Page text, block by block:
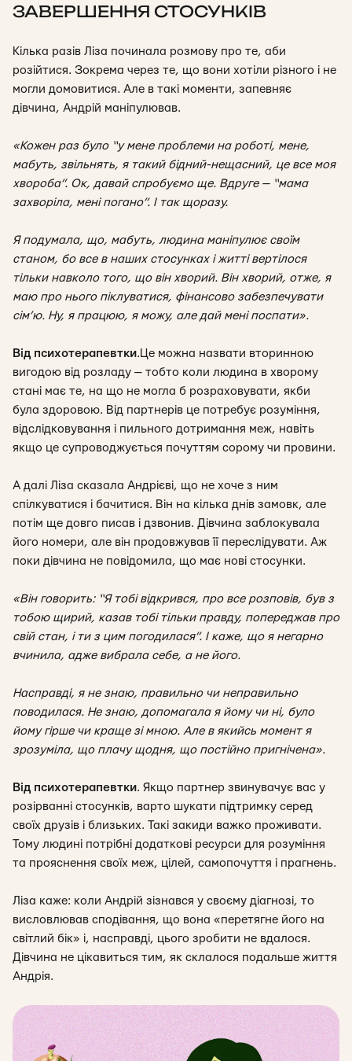
ЗАВЕРШЕННЯ СТОСУНКІВ
Кілька разів Ліза починала розмову про те, аби
розійтися. Зокрема через те, що вони хотіли різного і не
могли домовитися. Але в такі моменти, запевняє
дівчина, Андрій маніпулював.
«Кожен раз було “у мене проблеми на роботі, мене,
мабуть, звільнять, я такий бідний-нещасний, це все моя
хвороба”. Ок, давай спробуємо ще. Вдруге — “мама
захворіла, мені погано”. І так щоразу.
Я подумала, що, мабуть, людина маніпулює своїм
станом, бо все в наших стосунках і житті вертілося
тільки навколо того, що він хворий. Він хворий, отже, я
маю про нього піклуватися, фінансово забезпечувати
сім’ю. Ну, я працюю, я можу, але дай мені поспати».
Від психотерапевтки. Це можна назвати вторинною
вигодою від розладу — тобто коли людина в хворому
стані має те, на що не могла б розраховувати, якби
була здоровою. Від партнерів це потребує розуміння,
відслідковування і пильного дотримання меж, навіть
якщо це супроводжується почуттям сорому чи провини.
А далі Ліза сказала Андрієві, що не хоче з ним
спілкуватися і бачитися. Він на кілька днів замовк, але
потім ще довго писав і дзвонив. Дівчина заблокувала
його номери, але він продовжував її переслідувати. Аж
поки дівчина не повідомила, що має нові стосунки.
«Він говорить: “Я тобі відкрився, про все розповів, був з
тобою щирий, казав тобі тільки правду, попереджав про
свій стан, і ти з цим погодилася”. І каже, що я негарно
вчинила, адже вибрала себе, а не його.
Насправді, я не знаю, правильно чи неправильно
поводилася. Не знаю, допомагала я йому чи ні, було
йому гірше чи краще зі мною. Але в якийсь момент я
зрозуміла, що плачу щодня, що постійно пригнічена».
Від психотерапевтки. Якщо партнер звинувачує вас у
розірванні стосунків, варто шукати підтримку серед
своїх друзів і близьких. Такі закиди важко проживати.
Тому людині потрібні додаткові ресурси для розуміння
та прояснення своїх меж, цілей, самопочуття і прагнень.
Ліза каже: коли Андрій зізнався у своєму діагнозі, то
висловлював сподівання, що вона «перетягне його на
світлий бік» і, насправді, цього зробити не вдалося.
Дівчина не цікавиться тим, як склалося подальше життя
Андрія.